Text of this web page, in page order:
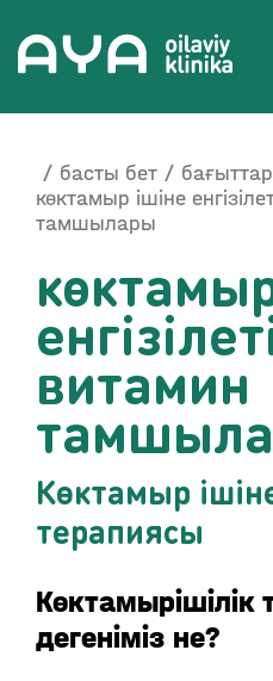
басты бет
бағыттар
көктамыр ішіне
тамшылары
витамин
Көктамыр
терапиясы
Көктамырішілік
дегеніміз не?